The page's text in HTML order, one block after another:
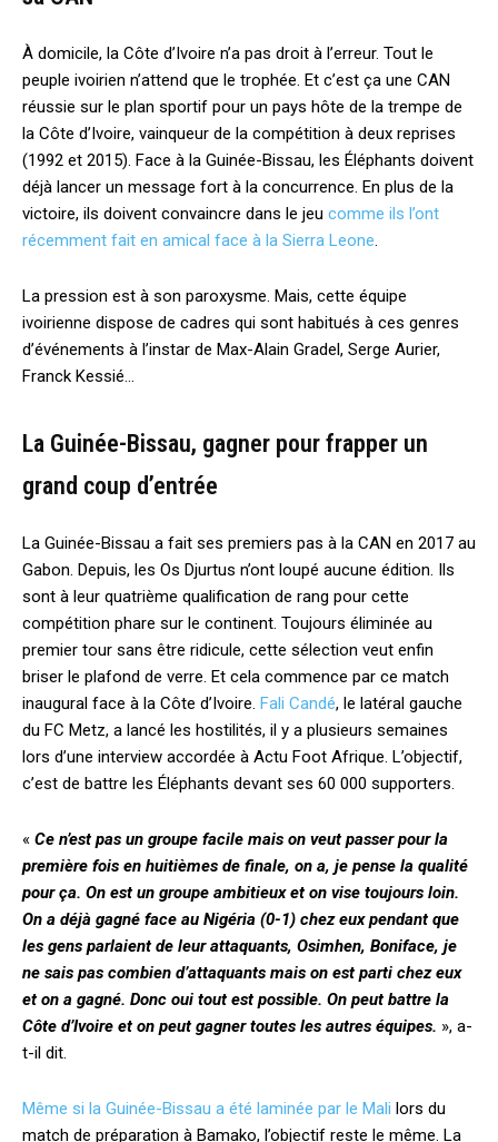
À domicile, la Côte d’Ivoire n’a pas droit à l’erreur. Tout le
peuple ivoirien n’attend que le trophée. Et c’est ça une CAN
réussie sur le plan sportif pour un pays hôte de la trempe de
la Côte d’Ivoire, vainqueur de la compétition à deux reprises
(1992 et 2015). Face à la Guinée-Bissau, les Éléphants doivent
déjà lancer un message fort à la concurrence. En plus de la
victoire, ils doivent convaincre dans le jeu comme ils l’ont
récemment fait en amical face à la Sierra Leone.
La pression est à son paroxysme. Mais, cette équipe
ivoirienne dispose de cadres qui sont habitués à ces genres
d’événements à l’instar de Max-Alain Gradel, Serge Aurier,
Franck Kessié…
La Guinée-Bissau, gagner pour frapper un
grand coup d’entrée
La Guinée-Bissau a fait ses premiers pas à la CAN en 2017 au
Gabon. Depuis, les Os Djurtus n’ont loupé aucune édition. Ils
sont à leur quatrième qualification de rang pour cette
compétition phare sur le continent. Toujours éliminée au
premier tour sans être ridicule, cette sélection veut enfin
briser le plafond de verre. Et cela commence par ce match
inaugural face à la Côte d’Ivoire. Fali Candé, le latéral gauche
du FC Metz, a lancé les hostilités, il y a plusieurs semaines
lors d’une interview accordée à Actu Foot Afrique. L’objectif,
c’est de battre les Éléphants devant ses 60 000 supporters.
« Ce n’est pas un groupe facile mais on veut passer pour la
première fois en huitièmes de finale, on a, je pense la qualité
pour ça. On est un groupe ambitieux et on vise toujours loin.
On a déjà gagné face au Nigéria (0-1) chez eux pendant que
les gens parlaient de leur attaquants, Osimhen, Boniface, je
ne sais pas combien d’attaquants mais on est parti chez eux
et on a gagné. Donc oui tout est possible. On peut battre la
Côte d’Ivoire et on peut gagner toutes les autres équipes. », a-
t-il dit.
Même si la Guinée-Bissau a été laminée par le Mali lors du
match de préparation à Bamako, l’objectif reste le même. La